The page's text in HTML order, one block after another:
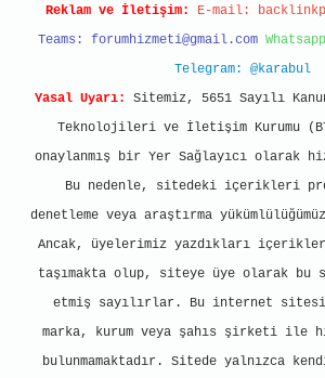
Reklam ve İletişim: E-mail:
Teams: forumhizmeti@gmail.com
Telegram: @karabul
Yasal Uyarı:
Sitemiz, 5651 Sayılı
Teknolojileri ve İletişim Kurumu
onaylanmış bir Yer Sağlayıcı olarak
Bu nedenle, sitedeki içerikleri
denetleme veya araştırma
Ancak, üyelerimiz yazdıkları
taşımakta olup, siteye üye olarak bu
etmiş sayılırlar. Bu internet
marka, kurum veya şahıs şirketi ile
bulunmamaktadır. Sitede yalnızca